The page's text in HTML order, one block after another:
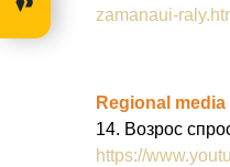
zamanaui-
Regional media
14. Возрос
https://